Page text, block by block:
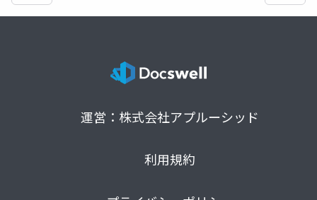
運営：株式会社アプルーシッド
利用規約